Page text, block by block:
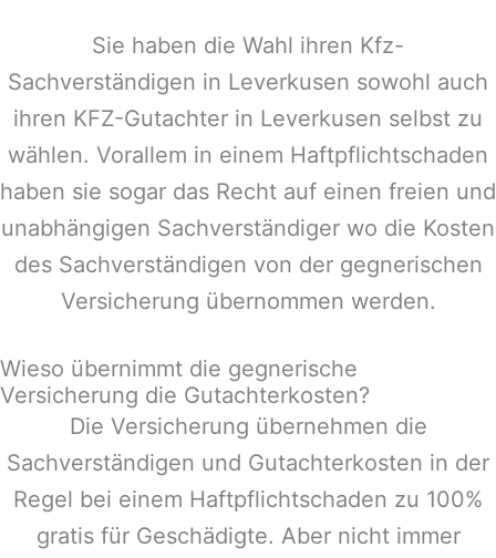
Sie haben die Wahl ihren Kfz-
Sachverständigen in Leverkusen sowohl auch
ihren KFZ-Gutachter in Leverkusen selbst zu
wählen. Vorallem in einem Haftpflichtschaden
haben sie sogar das Recht auf einen freien und
unabhängigen Sachverständiger wo die Kosten
des Sachverständigen von der gegnerischen
Versicherung übernommen werden.
Wieso übernimmt die gegnerische
Versicherung die Gutachterkosten?
Die Versicherung übernehmen die
Sachverständigen und Gutachterkosten in der
Regel bei einem Haftpflichtschaden zu 100%
gratis für Geschädigte. Aber nicht immer